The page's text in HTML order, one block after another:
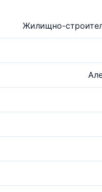
Жилищно-